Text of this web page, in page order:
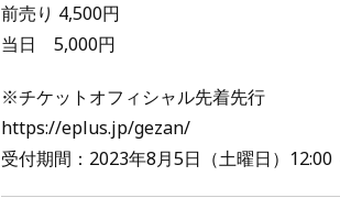
前売り 4,500円
当日 5,000円
※チケットオフィシャル先着先行
https://eplus.jp/gezan/
受付期間：2023年8月5日（土曜日）